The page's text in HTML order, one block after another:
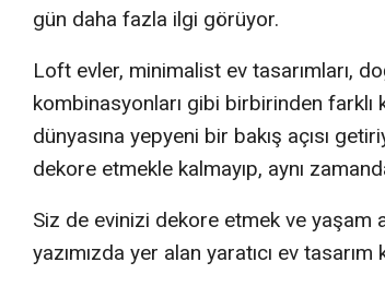
gün daha fazla ilgi görüyor.
Loft evler, minimalist ev tasarımları,
kombinasyonları gibi birbirinden
dünyasına yepyeni bir bakış açısı
dekore etmekle kalmayıp, aynı
Siz de evinizi dekore etmek ve yaşam
yazımızda yer alan yaratıcı ev